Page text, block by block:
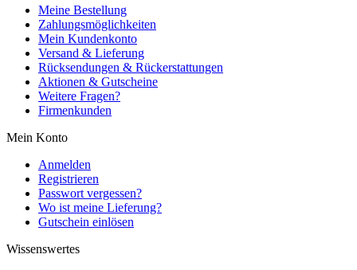
Meine Bestellung
Zahlungsmöglichkeiten
Mein Kundenkonto
Versand & Lieferung
Rücksendungen & Rückerstattungen
Aktionen & Gutscheine
Weitere Fragen?
Firmenkunden
Mein Konto
Anmelden
Registrieren
Passwort vergessen?
Wo ist meine Lieferung?
Gutschein einlösen
Wissenswertes